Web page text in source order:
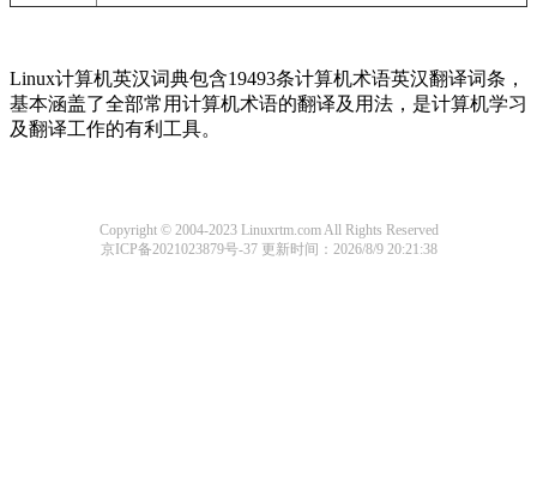
Linux计算机英汉词典包含19493条计算机术语英汉翻译词条，
基本涵盖了全部常用计算机术语的翻译及用法，是计算机学习
及翻译工作的有利工具。
Copyright © 2004-2023 Linuxrtm.com All Rights Reserved
京ICP备2021023879号-37更新时间：2026/8/9 20:21:38